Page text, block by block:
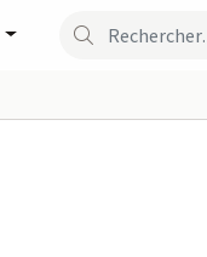
FormaPro